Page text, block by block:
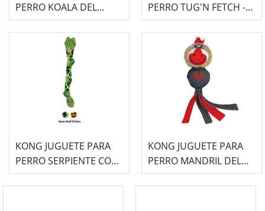
PERRO KOALA DEL
ZOOLOGICÓ -WUBBA-
PERRO TUG'N FETCH -
REFLEX-
KONG JUGUETE PARA
PERRO SERPIENTE CON
NUDOS
KONG JUGUETE PARA
PERRO MANDRIL DEL
ZOOLOGICÓ -WUBBA-